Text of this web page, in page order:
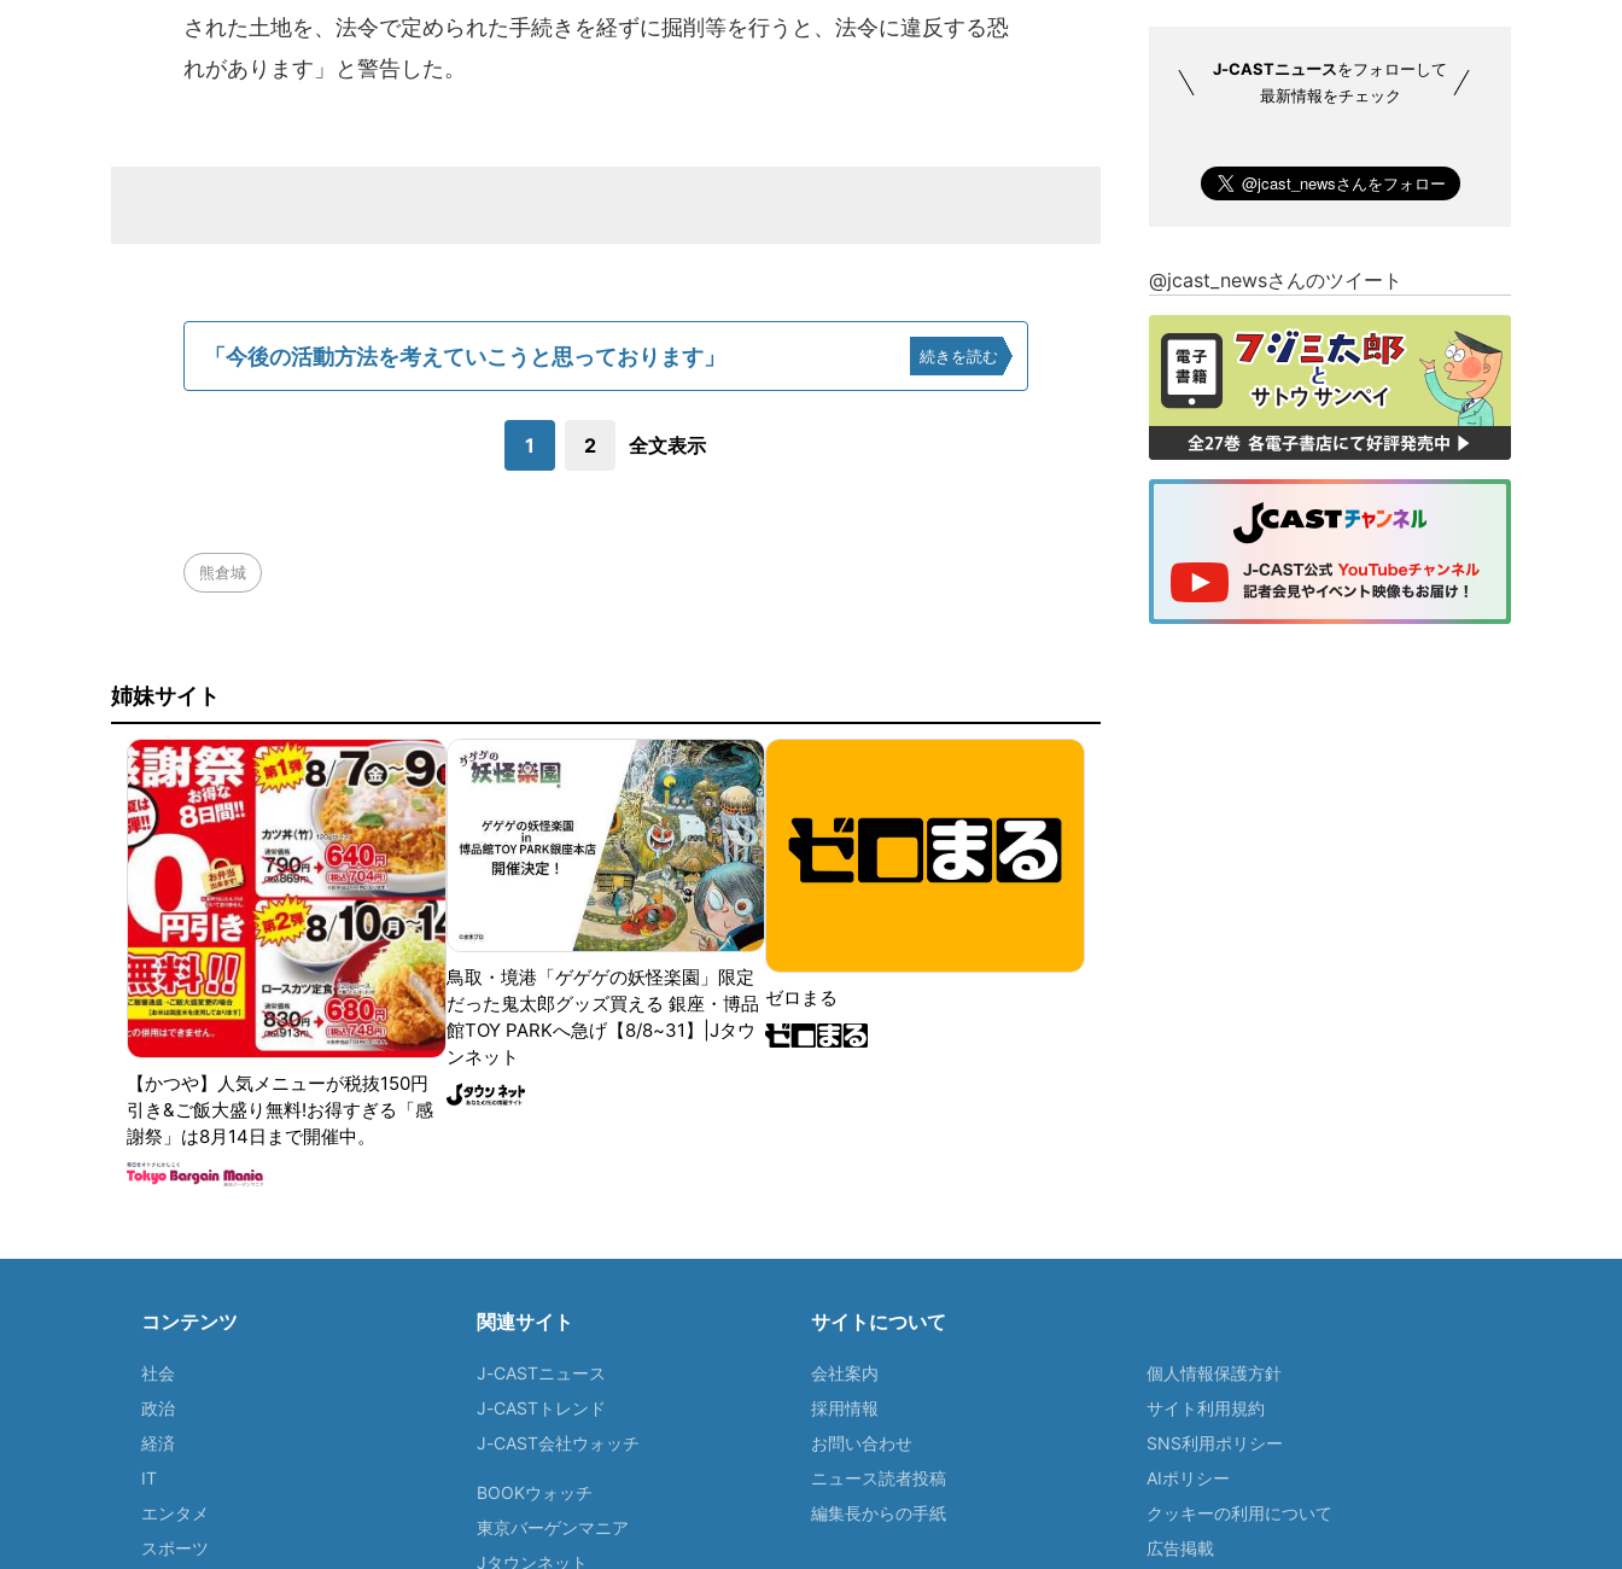
された土地を、法令で定められた手続きを経ずに掘削等を行うと、法令に違反する恐
れがあります」と警告した。
「今後の活動方法を考えていこうと思っております」 続きを読む
1 2 全文表示
熊倉城
姉妹サイト
【かつや】人気メニューが税抜150円
引き&ご飯大盛り無料!お得すぎる「感
謝祭」は8月14日まで開催中。
鳥取・境港「ゲゲゲの妖怪楽園」限定
だった鬼太郎グッズ買える 銀座・博品
館TOY PARKへ急げ【8/8~31】|Jタウ
ンネット
ゼロまる
J-CASTニュースをフォローして
最新情報をチェック
@jcast_newsさんのツイート
コンテンツ
社会
政治
経済
IT
エンタメ
スポーツ
関連サイト
J-CASTニュース
J-CASTトレンド
J-CAST会社ウォッチ
BOOKウォッチ
東京バーゲンマニア
Jタウンネット
サイトについて
会社案内
採用情報
お問い合わせ
ニュース読者投稿
編集長からの手紙
個人情報保護方針
サイト利用規約
SNS利用ポリシー
AIポリシー
クッキーの利用について
広告掲載